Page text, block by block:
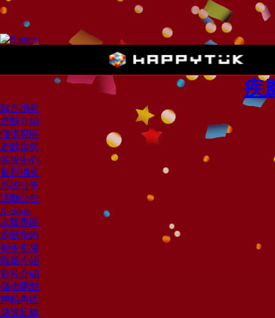
疾
綜合消息
遊戲介紹
儲值專區
遊戲資料
客服中心
最新消息
系統公告
活動公告
K-Shop
改版專區
遊戲指南
新手引導
職業介紹
影片介紹
儲值購點
轉點專區
儲值紀錄